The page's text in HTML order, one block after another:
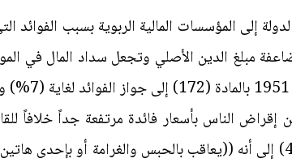
إلى المؤسسات المالية الربوية بسبب
مبلغ الدين الأصلي وتجعل سداد المال في
بالقانون
إقراض الناس بأسعار فائدة مرتفعة جداً خلافاً
(111) لسنة 1969 المعدل بالمادة (465) إلى أنه ((يعاقب بالحبس